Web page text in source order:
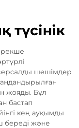
түсінік
шешімдер
жояды. Бұл
бастап
кең ауқымды
береді және